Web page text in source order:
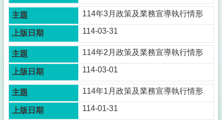
護
專
區
公
職
人
員
利
益
衝
突
114年3月政策及業務宣導執行情形
114-03-31
114年2月政策及業務宣導執行情形
114-03-01
114年1月政策及業務宣導執行情形
114-01-31